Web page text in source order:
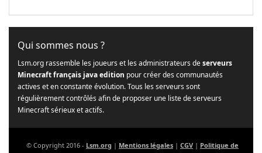
Qui sommes nous ?
Lsm.org rassemble les joueurs et les administrateurs deserveurs
Minecraft français java edition pour créer des communautés
actives et en constante évolution. Tous les serveurs sont
régulièrement contrôlés afin de proposer une liste de serveurs
Minecraft sérieux et actifs.
© Copyright 2016 - Lsm.org | Mentions légales | CGV | Politique de